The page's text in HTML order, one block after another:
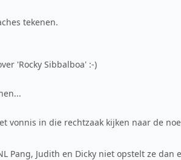
tekenen.
'Rocky Sibbalboa' :-)
vonnis in die rechtzaak kijken naar de
Pang, Judith en Dicky niet opstelt ze dan